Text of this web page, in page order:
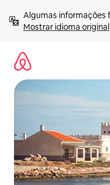
para
Mostrar idioma original